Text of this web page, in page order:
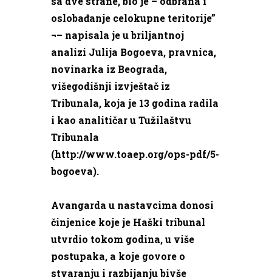
oslobađanje celokupne teritorije”
¬– napisala je u briljantnoj
analizi Julija Bogoeva, pravnica,
novinarka iz Beograda,
višegodišnji izvještač iz
Tribunala, koja je 13 godina radila
i kao analitičar u Tužilaštvu
Tribunala
(http://www.toaep.org/ops-pdf/5-
bogoeva).
Avangarda u nastavcima donosi
činjenice koje je Haški tribunal
utvrdio tokom godina, u više
postupaka, a koje govore o
stvaranju i razbijanju bivše